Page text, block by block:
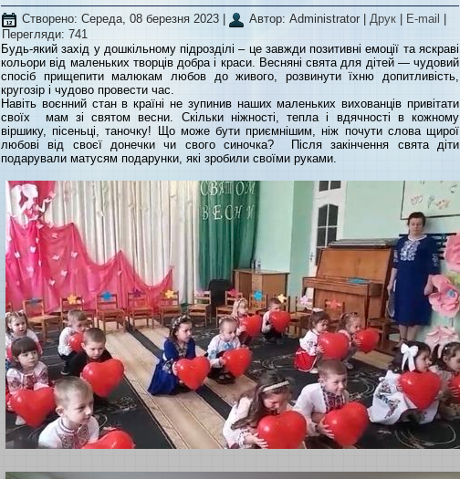
Створено: Середа, 08 березня 2023 Автор: Administrator Друк E-mail
Перегляди: 741
Будь-який захід у дошкільному підрозділі – це завжди позитивні емоції та яскраві
кольори від маленьких творців добра і краси. Весняні свята для дітей — чудовий
спосіб прищепити малюкам любов до живого, розвинути їхню допитливість,
кругозір і чудово провести час.
Навіть воєнний стан в країні не зупинив наших маленьких вихованців привітати
своїх мам зі святом весни. Скільки ніжності, тепла і вдячності в кожному
віршику, пісеньці, таночку! Що може бути приємнішим, ніж почути слова щирої
любові від своєї донечки чи свого синочка? Після закінчення свята діти
подарували матусям подарунки, які зробили своїми руками.